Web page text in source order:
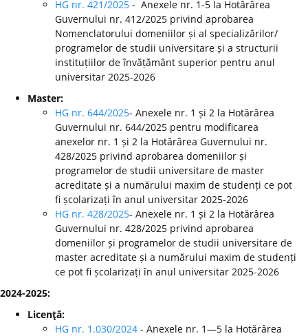
HG nr. 421/2025 - Anexele nr. 1-5 la Hotărârea
Guvernului nr. 412/2025 privind aprobarea
Nomenclatorului domeniilor și al specializărilor/
programelor de studii universitare și a structurii
instituțiilor de învățământ superior pentru anul
universitar 2025-2026
Master:
HG nr. 644/2025- Anexele nr. 1 și 2 la Hotărârea
Guvernului nr. 644/2025 pentru modificarea
anexelor nr. 1 și 2 la Hotărârea Guvernului nr.
428/2025 privind aprobarea domeniilor și
programelor de studii universitare de master
acreditate și a numărului maxim de studenți ce pot
fi școlarizați în anul universitar 2025-2026
HG nr. 428/2025- Anexele nr. 1 și 2 la Hotărârea
Guvernului nr. 428/2025 privind aprobarea
domeniilor și programelor de studii universitare de
master acreditate și a numărului maxim de studenți
ce pot fi școlarizați în anul universitar 2025-2026
2024-2025:
Licenţă:
HG nr. 1.030/2024 - Anexele nr. 1—5 la Hotărârea